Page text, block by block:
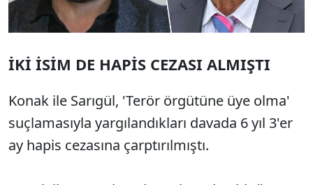
İKİ İSİM DE HAPİS CEZASI ALMIŞTI
Konak ile Sarıgül, 'Terör örgütüne üye olma'
suçlamasıyla yargılandıkları davada 6 yıl 3'er
ay hapis cezasına çarptırılmıştı.